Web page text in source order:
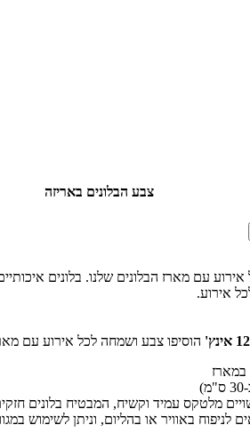
צבע הבלונים באריזה
אירוע.
הוסיפו צבע ושמחה לכל אירוע עם
מלטקס עמיד וקשיח, המבטיח בלונים
לניפוח באוויר או בהליום, וניתן לשימוש